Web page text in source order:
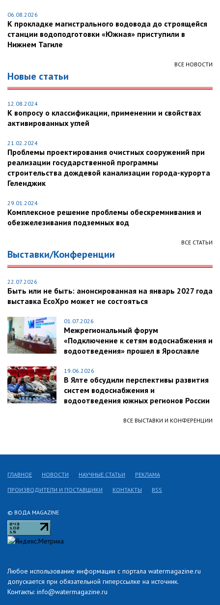
06.08.2026
К прокладке магистрального водовода до строящейся
станции водоподготовки «Южная» приступили в
Нижнем Тагиле
ВСЕ НОВОСТИ
Новые статьи
12.08.2024
К вопросу о классификации, применении и свойствах
активированных углей
21.02.2024
Проблемы проектирования очистных сооружений при
реализации государственной программы
строительства дождевой канализации города-курорта
Геленджик
29.01.2024
Комплексное решение проблемы обескремнивания и
обезжелезивания подземных вод
ВСЕ СТАТЬИ
Выставки/Конференции
22.07.2026
Быть или не быть: анонсированная на январь 2027 года
выставка EcoXpo может не состояться
01.07.2026
Межрегиональный форум
«Подключение к сетям водоснабжения и
водоотведения» прошел в Ярославле
19.06.2026
В Ялте обсудили перспективы развития
систем водоснабжения и
водоотведения южных регионов России
ВСЕ ВЫСТАВКИ И КОНФЕРЕНЦИИ
© ВОДА MAGAZINE
Любое использование информации с портала watermagazine.ru
допускается при обязательной гиперссылке на источник.
Контакты: info@watermagazine.ru
ГЛАВНОЕ НОВОСТИ НАУЧНЫЕ СТАТЬИ РЕКЛАМА
ПРОИЗВОДИТЕЛИ И ПОСТАВЩИКИ КОНТАКТЫ RSS